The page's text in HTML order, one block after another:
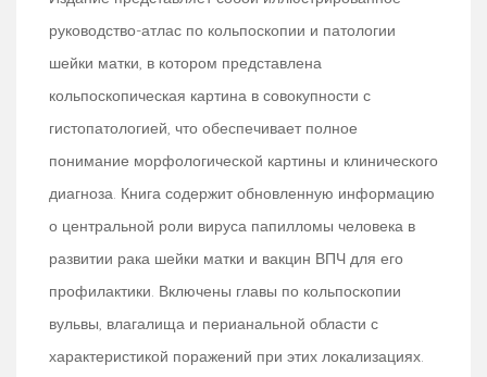
руководство-атлас по кольпоскопии и патологии
шейки матки, в котором представлена
кольпоскопическая картина в совокупности с
гистопатологией, что обеспечивает полное
понимание морфологической картины и клинического
диагноза. Книга содержит обновленную информацию
о центральной роли вируса папилломы человека в
развитии рака шейки матки и вакцин ВПЧ для его
профилактики. Включены главы по кольпоскопии
вульвы, влагалища и перианальной области с
характеристикой поражений при этих локализациях.